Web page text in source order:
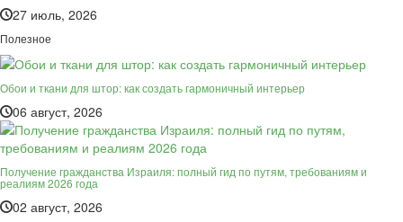
27 июль, 2026
Полезное
Обои и ткани для штор: как создать гармоничный интерьер
06 август, 2026
Получение гражданства Израиля: полный гид по путям, требованиям и
реалиям 2026 года
02 август, 2026